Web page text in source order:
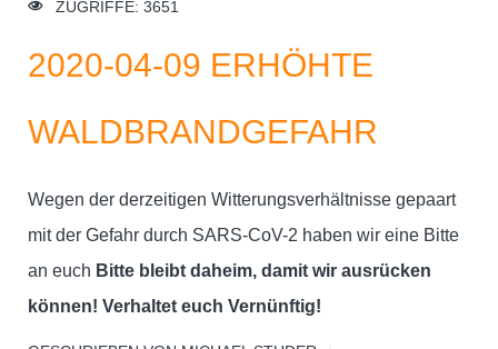
ZUGRIFFE: 3651
2020-04-09 ERHÖHTE
WALDBRANDGEFAHR
Wegen der derzeitigen Witterungsverhältnisse gepaart
mit der Gefahr durch SARS-CoV-2 haben wir eine Bitte
an euch Bitte bleibt daheim, damit wir ausrücken
können! Verhaltet euch Vernünftig!